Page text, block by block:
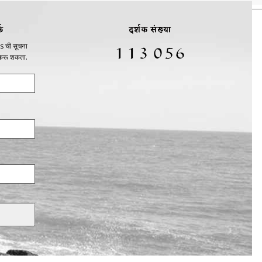
ची सूचना
शकता.
दर्शक संख्या